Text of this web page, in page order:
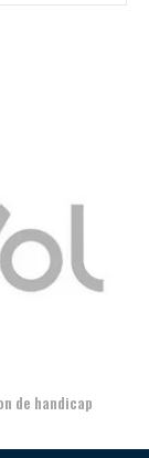
handicap